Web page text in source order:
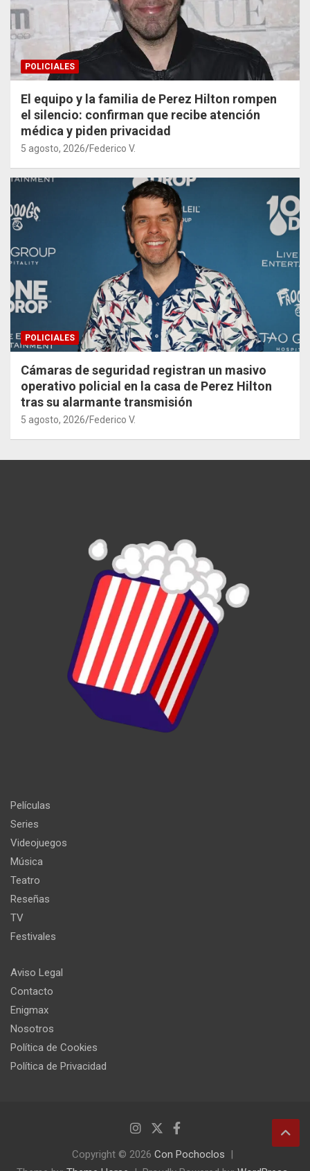
POLICIALES
El equipo y la familia de Perez Hilton rompen
el silencio: confirman que recibe atención
médica y piden privacidad
5 agosto, 2026 Federico V.
POLICIALES
Cámaras de seguridad registran un masivo
operativo policial en la casa de Perez Hilton
tras su alarmante transmisión
5 agosto, 2026 Federico V.
Películas
Series
Videojuegos
Música
Teatro
Reseñas
TV
Festivales
Aviso Legal
Contacto
Enigmax
Nosotros
Política de Cookies
Política de Privacidad
Copyright © 2026 Con Pochoclos